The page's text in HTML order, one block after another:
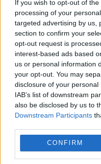
If you wish to opt-out of
processing of your
targeted advertising by us,
section to confirm your
opt-out request is
interest-based ads based
us or personal information
your opt-out. You may
disclosure of your
IAB’s list of downstream
also be disclosed by us to
Downstream Participants
CONFIRM